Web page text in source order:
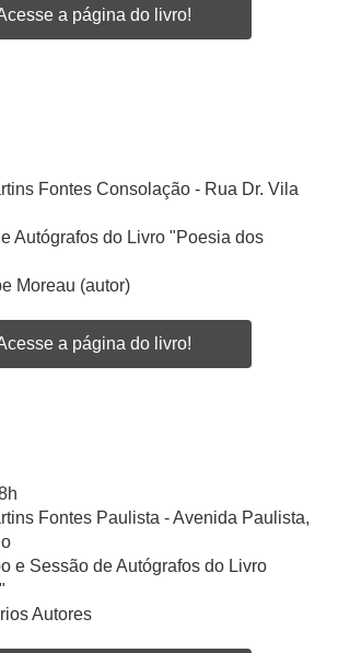
a página do livro!
Fontes Consolação - Rua Dr. Vila
Autógrafos do Livro "Poesia dos
Moreau (autor)
a página do livro!
Fontes Paulista - Avenida Paulista,
e Sessão de Autógrafos do Livro
Autores